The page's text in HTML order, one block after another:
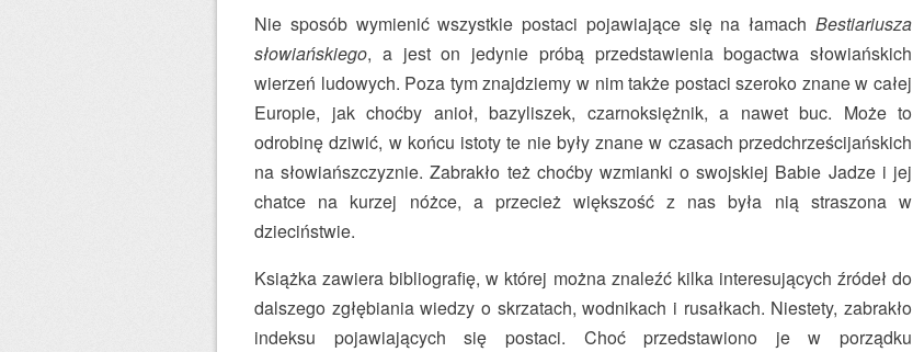
Nie sposób wymienić wszystkie postaci pojawiające się na łamach Bestiariusza
słowiańskiego, a jest on jedynie próbą przedstawienia bogactwa słowiańskich
wierzeń ludowych. Poza tym znajdziemy w nim także postaci szeroko znane w całej
Europie, jak choćby anioł, bazyliszek, czarnoksiężnik, a nawet buc. Może to
odrobinę dziwić, w końcu istoty te nie były znane w czasach przedchrześcijańskich
na słowiańszczyznie. Zabrakło też choćby wzmianki o swojskiej Babie Jadze i jej
chatce na kurzej nóżce, a przecież większość z nas była nią straszona w
dzieciństwie.
Książka zawiera bibliografię, w której można znaleźć kilka interesujących źródeł do
dalszego zgłębiania wiedzy o skrzatach, wodnikach i rusałkach. Niestety, zabrakło
indeksu pojawiających się postaci. Choć przedstawiono je w porządku